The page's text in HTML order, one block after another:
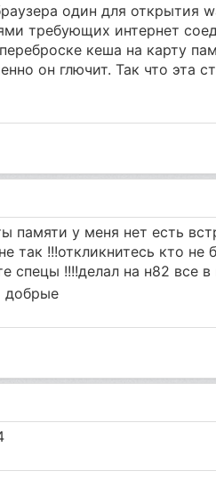
один для открытия
требующих интернет
кеша на карту
он глючит. Так что эта
памяти у меня нет есть
так !!!откликнитесь кто не
спецы !!!!делал на н82 все
добрые